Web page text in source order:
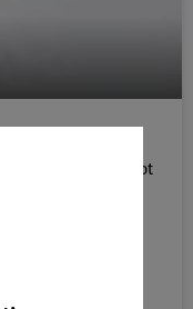
E-Learning-Angebot
Umweltschutz